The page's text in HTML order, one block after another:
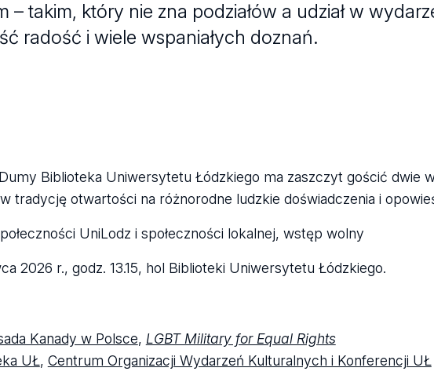
– takim, który nie zna podziałów a udział w
radość i wiele wspaniałych doznań.
Biblioteka Uniwersytetu Łódzkiego ma zaszczyt gościć dwie
tradycję otwartości na różnorodne ludzkie doświadczenia i
UniLodz i społeczności lokalnej, wstęp wolny
2026 r., godz. 13.15, hol Biblioteki Uniwersytetu Łódzkiego.
Kanady w Polsce, LGBT Military for Equal Rights
UŁ, Centrum Organizacji Wydarzeń Kulturalnych i Konferencji UŁ